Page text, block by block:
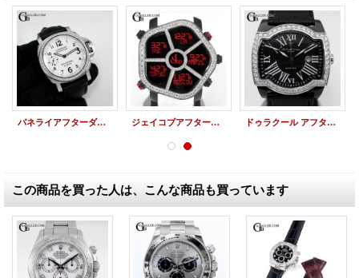
パネライアフターダイヤ ルミノールマリーナ PAM00563 PANERAI時計 ジェイコブアフターダイヤ | ゴースト 1列 ダイヤベゼル JACOB&Co.時計 ドゥラクール アフターダイヤ サクラ PVD 222限定モデル deLaCour時計
この商品を買った人は、こんな商品も買っています